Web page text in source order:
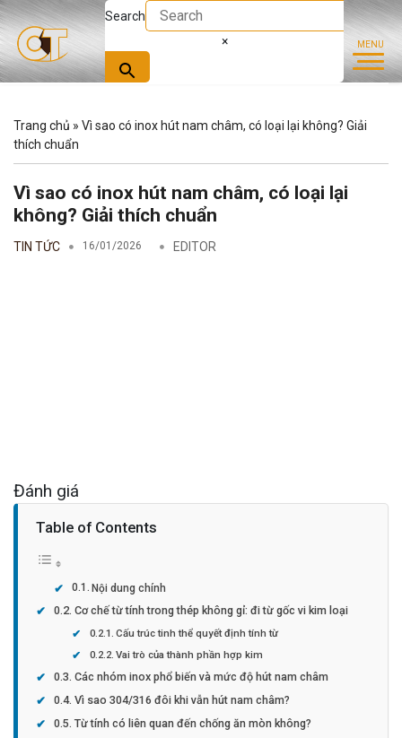
Search
×
Trang chủ » Vì sao có inox hút nam châm, có loại lại không? Giải
thích chuẩn
Vì sao có inox hút nam châm, có loại lại
không? Giải thích chuẩn
TIN TỨC 16/01/2026 EDITOR
Đánh giá
Table of Contents
Nội dung chính
Cơ chế từ tính trong thép không gỉ: đi từ gốc vi kim loại
Cấu trúc tinh thể quyết định tính từ
Vai trò của thành phần hợp kim
Các nhóm inox phổ biến và mức độ hút nam châm
Vì sao 304/316 đôi khi vẫn hút nam châm?
Từ tính có liên quan đến chống ăn mòn không?